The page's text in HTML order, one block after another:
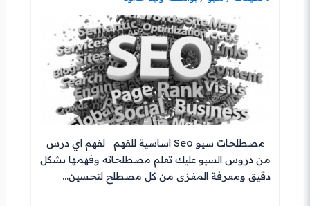
مصطلحات سيو Seo اساسية للفهم لفهم اي درس
من دروس السيو عليك تعلم مصطلحاته وفهمها بشكل
دقيق ومعرفة المغزى من كل مصطلح لتحسين…